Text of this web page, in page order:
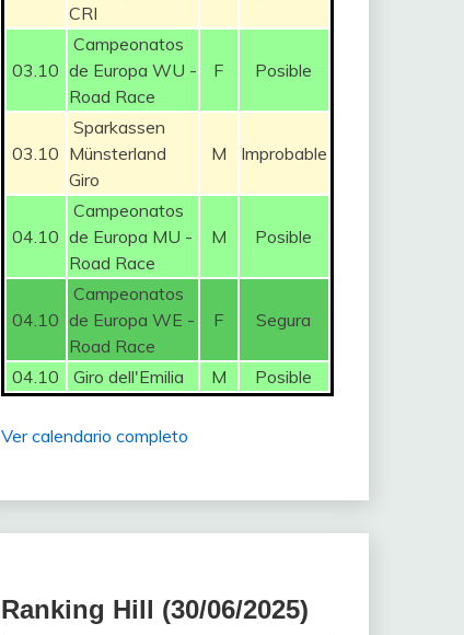
CRI
03.10
Campeonatos
de Europa WU -
Road Race
F Posible
03.10
Sparkassen
Münsterland
Giro
M Improbable
04.10
Campeonatos
de Europa MU -
Road Race
M Posible
04.10
Campeonatos
de Europa WE -
Road Race
F Segura
04.10 Giro dell'Emilia M Posible
Ver calendario completo
Ranking Hill (30/06/2025)